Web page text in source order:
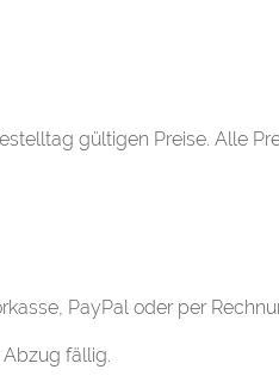
gültigen Preise. Alle
PayPal oder per
fällig.